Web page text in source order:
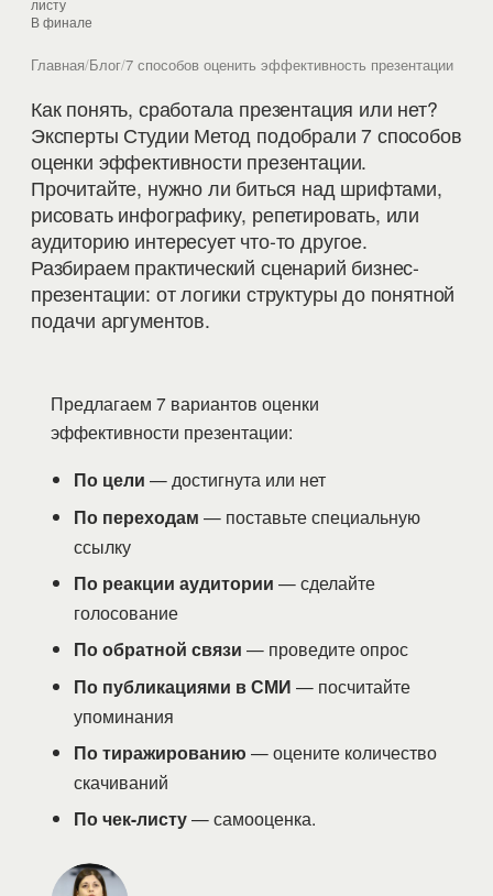
листу
В финале
Главная/Блог/7 способов оценить эффективность презентации
Как понять, сработала презентация или нет?
Эксперты Студии Метод подобрали 7 способов
оценки эффективности презентации.
Прочитайте, нужно ли биться над шрифтами,
рисовать инфографику, репетировать, или
аудиторию интересует что-то другое.
Разбираем практический сценарий бизнес-
презентации: от логики структуры до понятной
подачи аргументов.
Предлагаем 7 вариантов оценки
эффективности презентации:
По цели — достигнута или нет
По переходам — поставьте специальную
ссылку
По реакции аудитории — сделайте
голосование
По обратной связи — проведите опрос
По публикациями в СМИ — посчитайте
упоминания
По тиражированию — оцените количество
скачиваний
По чек-листу— самооценка.